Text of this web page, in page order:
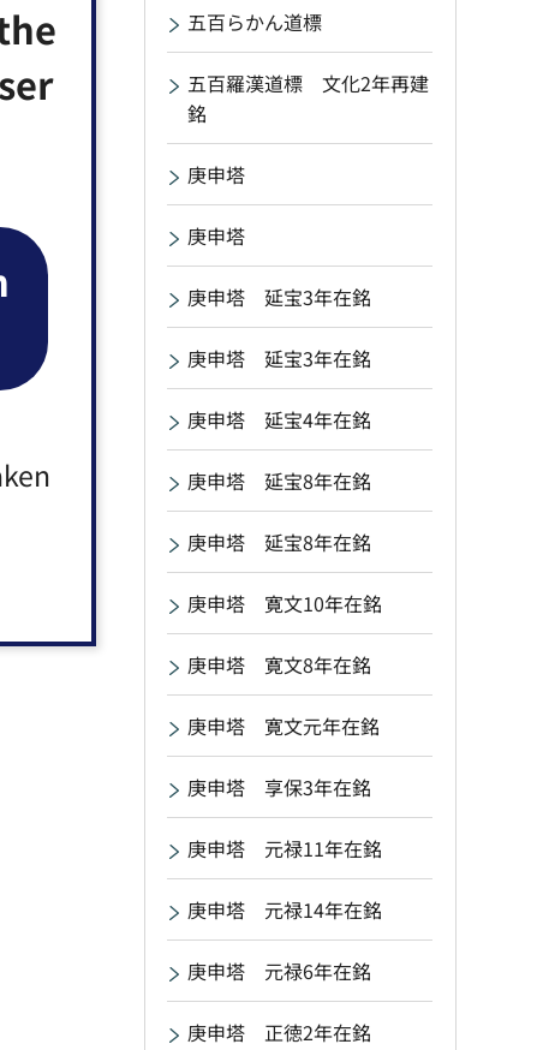
五百らかん道標
五百羅漢道標 文化2年再建
銘
庚申塔
庚申塔
庚申塔 延宝3年在銘
庚申塔 延宝3年在銘
庚申塔 延宝4年在銘
庚申塔 延宝8年在銘
庚申塔 延宝8年在銘
庚申塔 寛文10年在銘
庚申塔 寛文8年在銘
庚申塔 寛文元年在銘
庚申塔 享保3年在銘
庚申塔 元禄11年在銘
庚申塔 元禄14年在銘
庚申塔 元禄6年在銘
庚申塔 正徳2年在銘